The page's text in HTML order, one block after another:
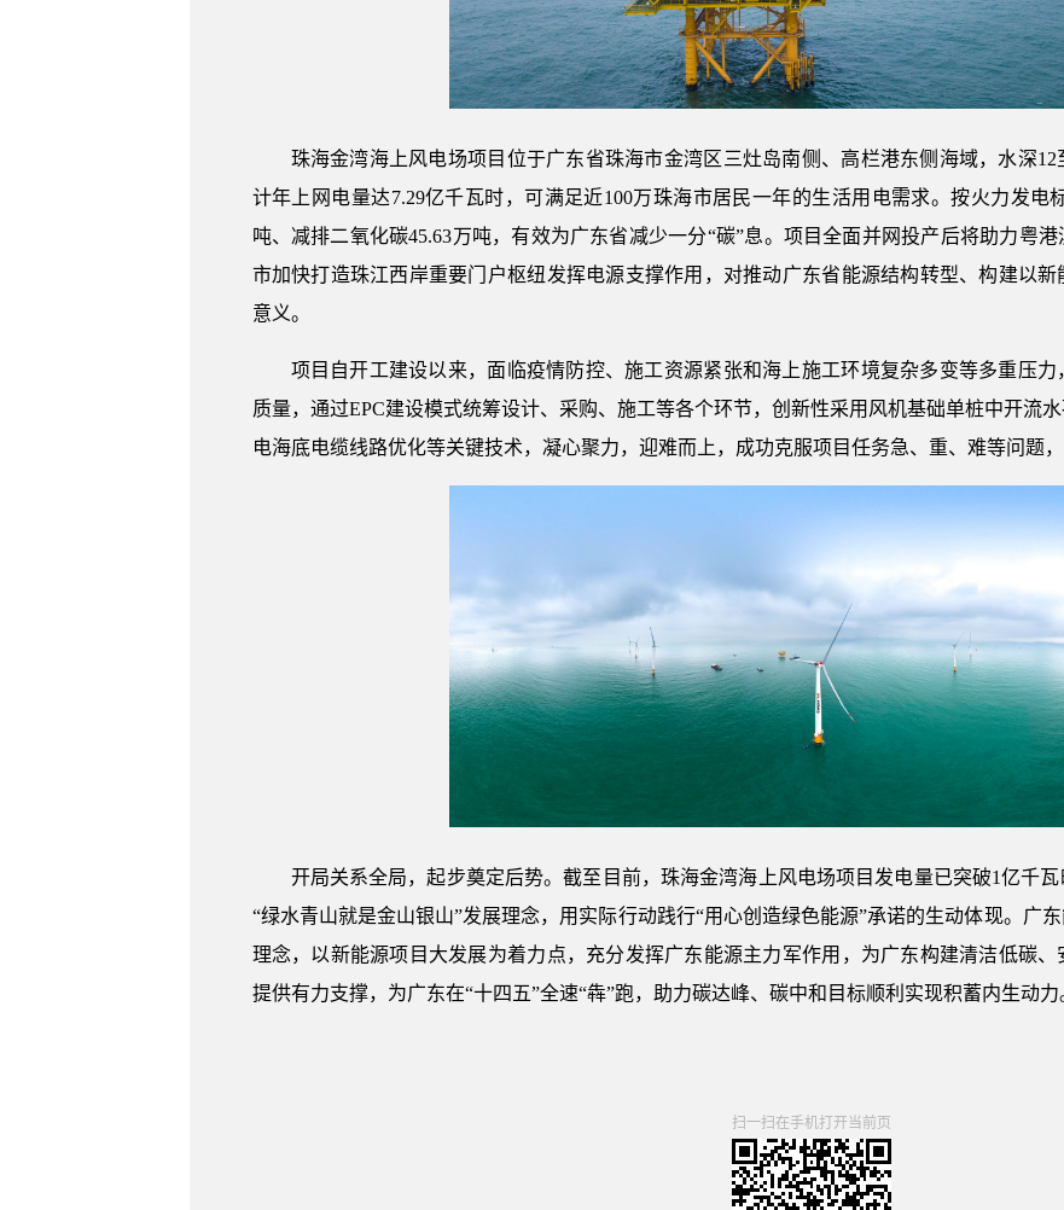
珠海金湾海上风电场项目位于广东省珠海市金湾区三灶岛南侧、高栏港东侧海域，水深
计年上网电量达7.29亿千瓦时，可满足近100万珠海市居民一年的生活用电需求。按火力发电
吨、减排二氧化碳45.63万吨，有效为广东省减少一分“碳”息。项目全面并网投产后将助力粤
市加快打造珠江西岸重要门户枢纽发挥电源支撑作用，对推动广东省能源结构转型、构建以
意义。
项目自开工建设以来，面临疫情防控、施工资源紧张和海上施工环境复杂多变等多重压
质量，通过EPC建设模式统筹设计、采购、施工等各个环节，创新性采用风机基础单桩中开流
电海底电缆线路优化等关键技术，凝心聚力，迎难而上，成功克服项目任务急、重、难等问题
开局关系全局，起步奠定后势。截至目前，珠海金湾海上风电场项目发电量已突破1亿千
“绿水青山就是金山银山”发展理念，用实际行动践行“用心创造绿色能源”承诺的生动体现。广
理念，以新能源项目大发展为着力点，充分发挥广东能源主力军作用，为广东构建清洁低碳
提供有力支撑，为广东在“十四五”全速“犇”跑，助力碳达峰、碳中和目标顺利实现积蓄内生动力
扫一扫在手机打开当前页